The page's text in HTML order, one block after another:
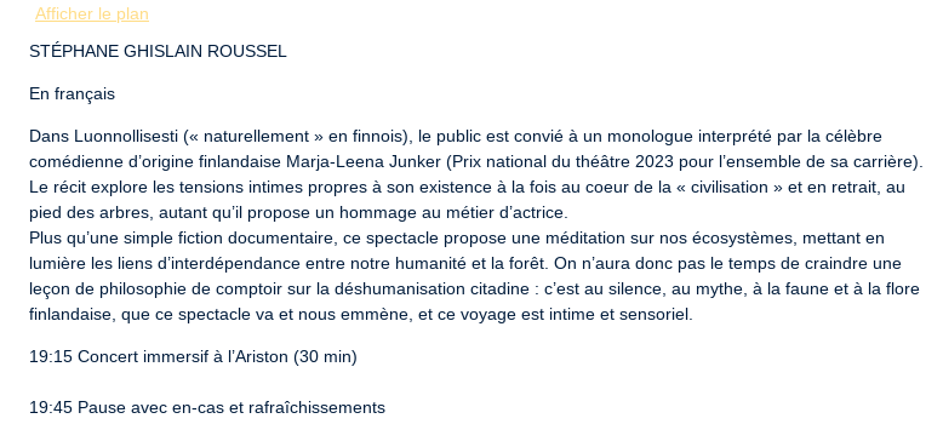
Afficher le plan
STÉPHANE GHISLAIN ROUSSEL
En français
Dans Luonnollisesti (« naturellement » en finnois), le public est convié à un monologue interprété par la célèbre
comédienne d’origine finlandaise Marja-Leena Junker (Prix national du théâtre 2023 pour l’ensemble de sa carrière).
Le récit explore les tensions intimes propres à son existence à la fois au coeur de la « civilisation » et en retrait, au
pied des arbres, autant qu’il propose un hommage au métier d’actrice.
Plus qu’une simple fiction documentaire, ce spectacle propose une méditation sur nos écosystèmes, mettant en
lumière les liens d’interdépendance entre notre humanité et la forêt. On n’aura donc pas le temps de craindre une
leçon de philosophie de comptoir sur la déshumanisation citadine : c’est au silence, au mythe, à la faune et à la flore
finlandaise, que ce spectacle va et nous emmène, et ce voyage est intime et sensoriel.
19:15 Concert immersif à l’Ariston (30 min)
19:45 Pause avec en-cas et rafraîchissements